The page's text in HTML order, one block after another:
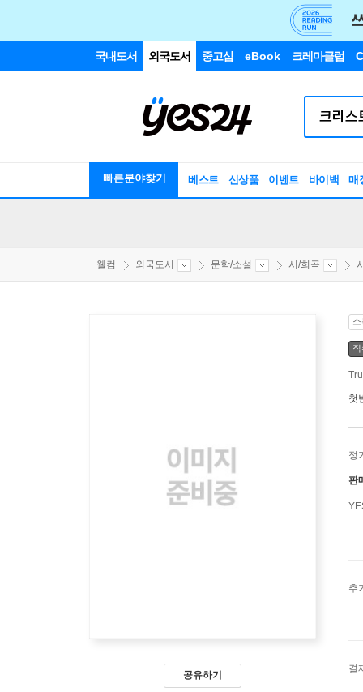
국내도서 외국도서 중고샵 eBook 크레마클럽
빠른분야찾기 베스트 신상품 이벤트 바이백 매
웰컴 외국도서 문학/소설 시/희곡
공유하기
첫
정
판
추
결